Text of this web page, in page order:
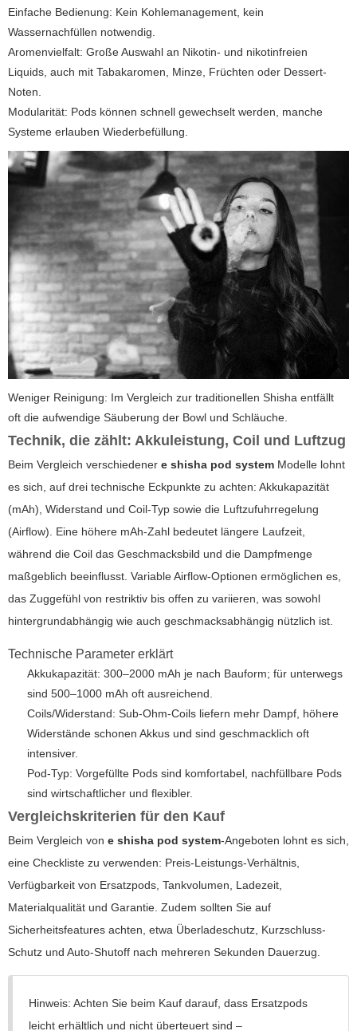
Einfache Bedienung: Kein Kohlemanagement, kein
Wassernachfüllen notwendig.
Aromenvielfalt: Große Auswahl an Nikotin- und nikotinfreien
Liquids, auch mit Tabakaromen, Minze, Früchten oder Dessert-
Noten.
Modularität: Pods können schnell gewechselt werden, manche
Systeme erlauben Wiederbefüllung.
Weniger Reinigung: Im Vergleich zur traditionellen Shisha entfällt
oft die aufwendige Säuberung der Bowl und Schläuche.
Technik, die zählt: Akkuleistung, Coil und Luftzug
Beim Vergleich verschiedener e shisha pod system Modelle lohnt
es sich, auf drei technische Eckpunkte zu achten: Akkukapazität
(mAh), Widerstand und Coil-Typ sowie die Luftzufuhrregelung
(Airflow). Eine höhere mAh-Zahl bedeutet längere Laufzeit,
während die Coil das Geschmacksbild und die Dampfmenge
maßgeblich beeinflusst. Variable Airflow-Optionen ermöglichen es,
das Zuggefühl von restriktiv bis offen zu variieren, was sowohl
hintergrundabhängig wie auch geschmacksabhängig nützlich ist.
Technische Parameter erklärt
Akkukapazität: 300–2000 mAh je nach Bauform; für unterwegs
sind 500–1000 mAh oft ausreichend.
Coils/Widerstand: Sub-Ohm-Coils liefern mehr Dampf, höhere
Widerstände schonen Akkus und sind geschmacklich oft
intensiver.
Pod-Typ: Vorgefüllte Pods sind komfortabel, nachfüllbare Pods
sind wirtschaftlicher und flexibler.
Vergleichskriterien für den Kauf
Beim Vergleich von e shisha pod system-Angeboten lohnt es sich,
eine Checkliste zu verwenden: Preis-Leistungs-Verhältnis,
Verfügbarkeit von Ersatzpods, Tankvolumen, Ladezeit,
Materialqualität und Garantie. Zudem sollten Sie auf
Sicherheitsfeatures achten, etwa Überladeschutz, Kurzschluss-
Schutz und Auto-Shutoff nach mehreren Sekunden Dauerzug.
Hinweis: Achten Sie beim Kauf darauf, dass Ersatzpods
leicht erhältlich und nicht überteuert sind –